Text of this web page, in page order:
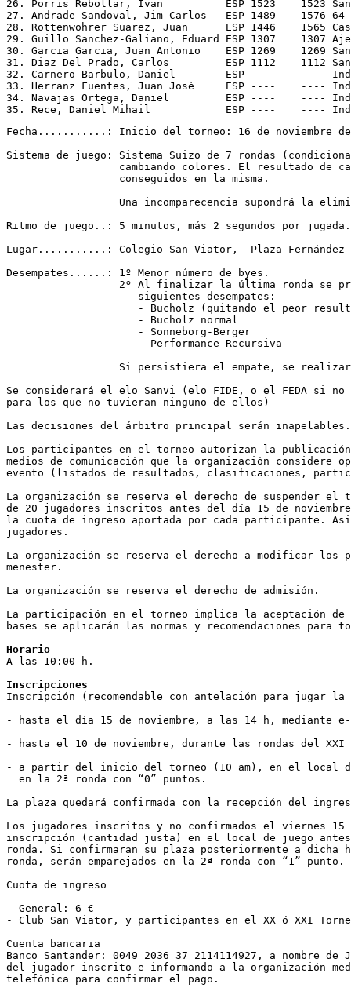
26. Porris Rebollar, Ivan          ESP 1523    1523
27. Andrade Sandoval, Jim Carlos   ESP 1489    1576
28. Rottenwohrer Suarez, Juan      ESP 1446    1565
29. Guillo Sanchez-Galiano, Eduard ESP 1307    1307
30. Garcia Garcia, Juan Antonio    ESP 1269    1269
31. Diaz Del Prado, Carlos         ESP 1112    1112
32. Carnero Barbulo, Daniel        ESP ----    ----
33. Herranz Fuentes, Juan José     ESP ----    ----
34. Navajas Ortega, Daniel         ESP ----    ----
Fecha...........: Inicio del torneo: 16 de noviembre de
Sistema de juego: Sistema Suizo de 7 rondas
cambiando colores. El resultado de
                  conseguidos en la misma.
Una incomparecencia supondrá la
Ritmo de juego..: 5 minutos, más 2 segundos por
Lugar...........: Colegio San Viator,  Plaza Fernández
Desempates......: 1º Menor número de byes.
2º Al finalizar la última ronda se
                     siguientes desempates:
- Bucholz (quitando el peor
                     - Bucholz normal
                     - Sonneborg-Berger
                     - Performance Recursiva
Si persistiera el empate, se
Se considerará el elo Sanvi (elo FIDE, o el FEDA si
para los que no tuvieran ninguno de ellos)
Las decisiones del árbitro principal serán inapelables.
Los participantes en el torneo autorizan la
medios de comunicación que la organización considere
evento (listados de resultados, clasificaciones,
La organización se reserva el derecho de suspender el
de 20 jugadores inscritos antes del día 15 de
la cuota de ingreso aportada por cada participante.
jugadores.
La organización se reserva el derecho a modificar los
menester.
La organización se reserva el derecho de admisión.
La participación en el torneo implica la aceptación
bases se aplicarán las normas y recomendaciones para
Horario
A las 10:00 h.
Inscripciones
Inscripción (recomendable con antelación para jugar la
- hasta el día 15 de noviembre, a las 14 h, mediante
- hasta el 10 de noviembre, durante las rondas del
- a partir del inicio del torneo (10 am), en el local de
  en la 2ª ronda con “0” puntos.
La plaza quedará confirmada con la recepción del
Los jugadores inscritos y no confirmados el viernes 15
inscripción (cantidad justa) en el local de juego
ronda. Si confirmaran su plaza posteriormente a
ronda, serán emparejados en la 2ª ronda con “1” punto.
Cuota de ingreso
- General: 6 €
- Club San Viator, y participantes en el XX ó XXI
Cuenta bancaria
Banco Santander: 0049 2036 37 2114114927, a nombre
del jugador inscrito e informando a la organización
telefónica para confirmar el pago.